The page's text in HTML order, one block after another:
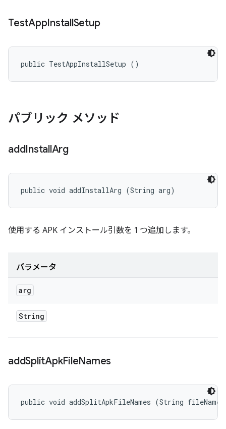
TestAppInstallSetup
public TestAppInstallSetup ()
パブリック メソッド
addInstallArg
public void addInstallArg (String arg)
使用する APK インストール引数を 1 つ追加します。
パラメータ
arg
String
addSplitApkFileNames
public void addSplitApkFileNames (String